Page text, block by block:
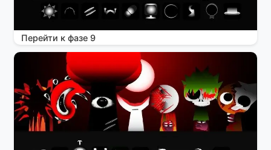
Перейти к фазе 9